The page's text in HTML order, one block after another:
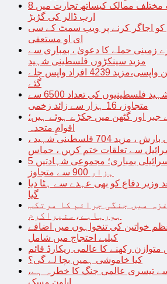
پاکستان کی چین سمیت مختلف ممالک کیساتھ تجارت میں 8
ارب ڈالر کی گڑبڑ
کو اجاگر کرنے پر ویب سمٹ کے سی
ای او مستعفی
زمینی حملے کا دعویٰ ، بمباری سے
مزید سینکڑوں فلسطینی شہید
افغان شہریوں کی وطن واپسی،مزید 4239 افراد واپس چلے
گئے
اسرائیلی بمباری سے شہید فلسطینیوں کی تعداد 6500 سے
متجاوز، 16 ہزار سے زائد زخمی
سال سے جبر اور گٹھن میں جکڑے ہوئے ہیں؛
اقوامِ متحدہ
غزہ پر پھر بموں کی بارش ، مزید 704 فلسطینی شہید ،
سے تعلقات ختم کریں ، حماس
مغربی کنارے پر بھی اسرائیلی بمباری؛ مجموعی شہادتیں 5
ہزار 900 سے متجاوز
وزیر دفاع کو بھی عہدے سے ہٹا دیا
گیا
میں جنگی جرائم کا مرتکب
ہورہاہے،منیراکرم
خواتین کی تنخواہوں میں اضافے
کیلیے احتجاج میں شامل
کیا خاموشی ہمیں بچا لے گی؟
سے تیسری عالمی جنگ کا خطرہ ہے،
ایلون مسک